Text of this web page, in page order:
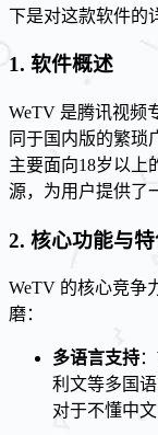
下是对这款软件的
1. 软件概述
WeTV 是腾讯视频
同于国内版的繁琐
主要面向18岁以上
源，为用户提供了
2. 核心功能与
WeTV 的核心竞争
磨：
多语言支持
利文等多国
对于不懂中